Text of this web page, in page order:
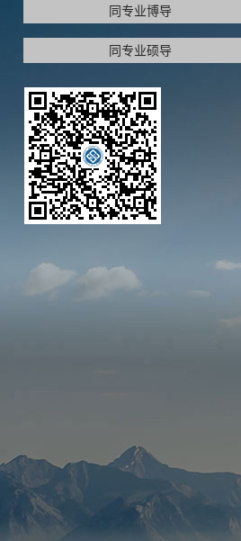
同专业博导
同专业硕导